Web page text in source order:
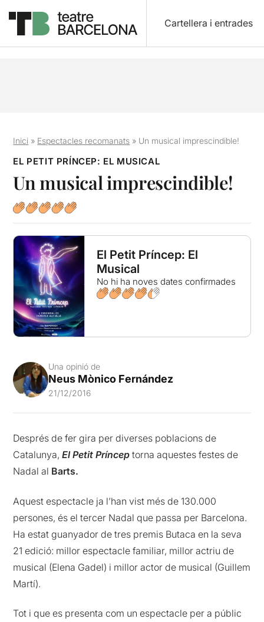
Cartellera i entrades
Inici » Espectacles recomanats » Un musical imprescindible!
EL PETIT PRÍNCEP: EL MUSICAL
Un musical imprescindible!
El Petit Príncep: El
Musical
No hi ha noves dates confirmades
Una opinió de
Neus Mònico Fernández
21/12/2016
Després de fer gira per diverses poblacions de
Catalunya,El Petit Príncep torna aquestes festes de
Nadal al Barts.
Aquest espectacle ja l’han vist més de 130.000
persones, és el tercer Nadal que passa per Barcelona.
Ha estat guanyador de tres premis Butaca en la seva
21 edició: millor espectacle familiar, millor actriu de
musical (Elena Gadel) i millor actor de musical (Guillem
Martí).
Tot i que es presenta com un espectacle per a públic